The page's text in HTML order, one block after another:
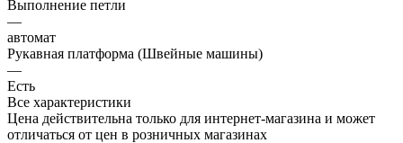
Выполнение петли
—
автомат
Рукавная платформа (Швейные машины)
—
Есть
Все характеристики
Цена действительна только для интернет-магазина и может
отличаться от цен в розничных магазинах